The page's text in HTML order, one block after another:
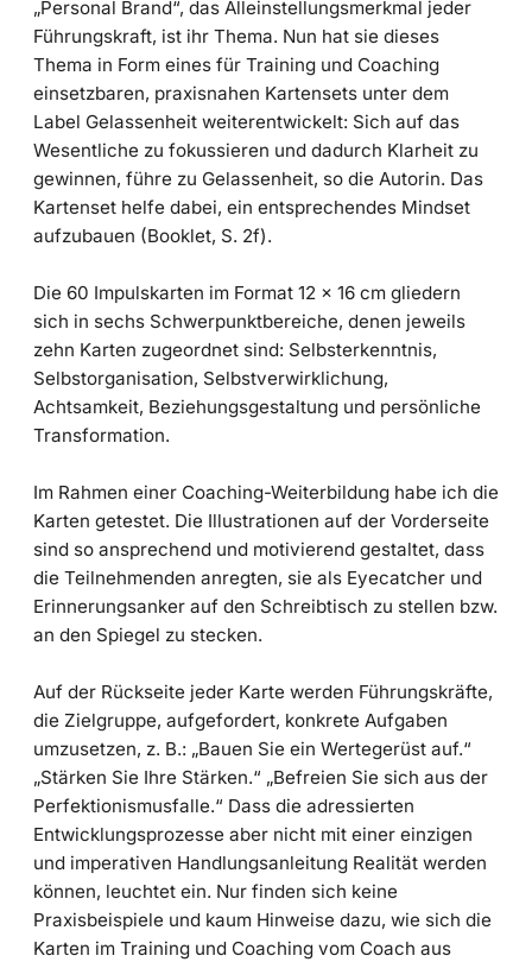
„Personal Brand“, das Alleinstellungsmerkmal jeder
Führungskraft, ist ihr Thema. Nun hat sie dieses
Thema in Form eines für Training und Coaching
einsetzbaren, praxisnahen Kartensets unter dem
Label Gelassenheit weiterentwickelt: Sich auf das
Wesentliche zu fokussieren und dadurch Klarheit zu
gewinnen, führe zu Gelassenheit, so die Autorin. Das
Kartenset helfe dabei, ein entsprechendes Mindset
aufzubauen (Booklet, S. 2f).
Die 60 Impulskarten im Format 12 x 16 cm gliedern
sich in sechs Schwerpunktbereiche, denen jeweils
zehn Karten zugeordnet sind: Selbsterkenntnis,
Selbstorganisation, Selbstverwirklichung,
Achtsamkeit, Beziehungsgestaltung und persönliche
Transformation.
Im Rahmen einer Coaching-Weiterbildung habe ich die
Karten getestet. Die Illustrationen auf der Vorderseite
sind so ansprechend und motivierend gestaltet, dass
die Teilnehmenden anregten, sie als Eyecatcher und
Erinnerungsanker auf den Schreibtisch zu stellen bzw.
an den Spiegel zu stecken.
Auf der Rückseite jeder Karte werden Führungskräfte,
die Zielgruppe, aufgefordert, konkrete Aufgaben
umzusetzen, z. B.: „Bauen Sie ein Wertegerüst auf.“
„Stärken Sie Ihre Stärken.“ „Befreien Sie sich aus der
Perfektionismusfalle.“ Dass die adressierten
Entwicklungsprozesse aber nicht mit einer einzigen
und imperativen Handlungsanleitung Realität werden
können, leuchtet ein. Nur finden sich keine
Praxisbeispiele und kaum Hinweise dazu, wie sich die
Karten im Training und Coaching vom Coach aus